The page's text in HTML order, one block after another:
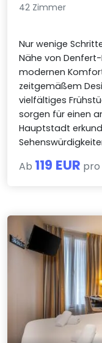
42 Zimmer
Nur wenige
Nähe von
modernen
zeitgemäßem
vielfältiges
sorgen für einen
Hauptstadt
Ab 119 EUR